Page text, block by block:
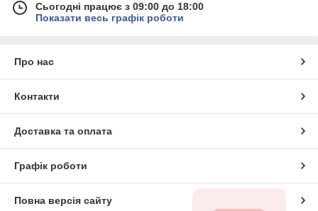
Сьогодні працює з 09:00 до 18:00
Показати весь графік роботи
Про нас
Контакти
Доставка та оплата
Графік роботи
Повна версія сайту